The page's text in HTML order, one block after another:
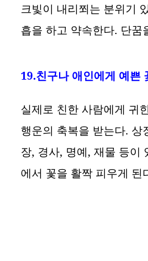
크빛이 내리쬐는 분위기
흡을 하고 약속한다. 단꿈
19.친구나 애인에게 예쁜
실제로 친한 사람에게 귀
행운의 축복을 받는다. 상
장, 경사, 명예, 재물 등이
에서 꽃을 활짝 피우게 된